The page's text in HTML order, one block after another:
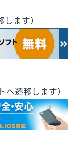
ます）
へ遷移します）